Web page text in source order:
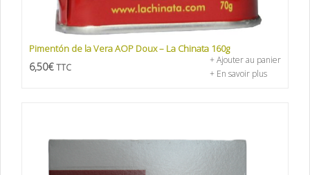
Pimentón de la Vera AOP Doux – La Chinata 160g
6,50€ TTC
+ Ajouter au panier
+ En savoir plus